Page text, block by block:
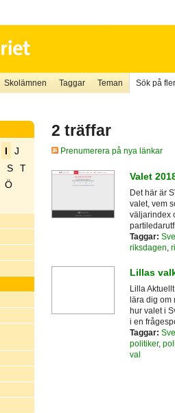
Skolämnen Taggar Teman Sök på
I
J
S
T
Ö
2 träffar
Prenumerera på nya länkar
Valet
Det här är
valet, vem
väljarindex
Taggar:
riksdagen
Lillas
Lilla
lära dig
hur valet i
i en
Taggar:
politiker,
val